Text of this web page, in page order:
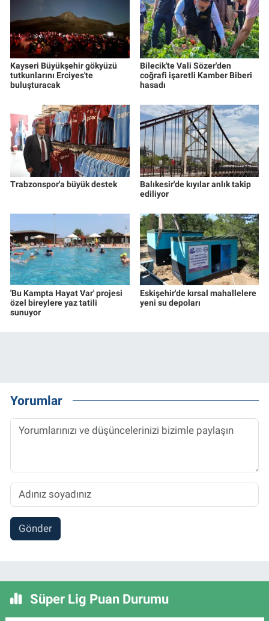
Kayseri Büyükşehir gökyüzü
tutkunlarını Erciyes'te
buluşturacak
Bilecik'te Vali Sözer'den
coğrafi işaretli Kamber Biberi
hasadı
Trabzonspor'a büyük destek
Balıkesir'de kıyılar anlık takip
ediliyor
'Bu Kampta Hayat Var' projesi
özel bireylere yaz tatili
sunuyor
Eskişehir'de kırsal mahallelere
yeni su depoları
Yorumlar
Gönder
Süper Lig Puan Durumu